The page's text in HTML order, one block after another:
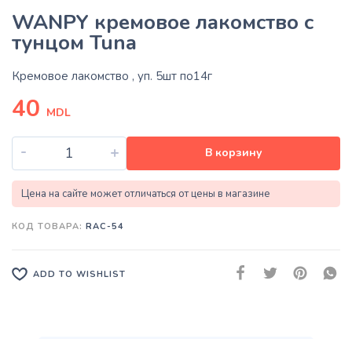
WANPY кремовое лакомство с
тунцом Tuna
Кремовое лакомство , уп. 5шт по14г
40 MDL
- + В корзину
Цена на сайте может отличаться от цены в магазине
КОД ТОВАРА: RAC-54
ADD TO WISHLIST